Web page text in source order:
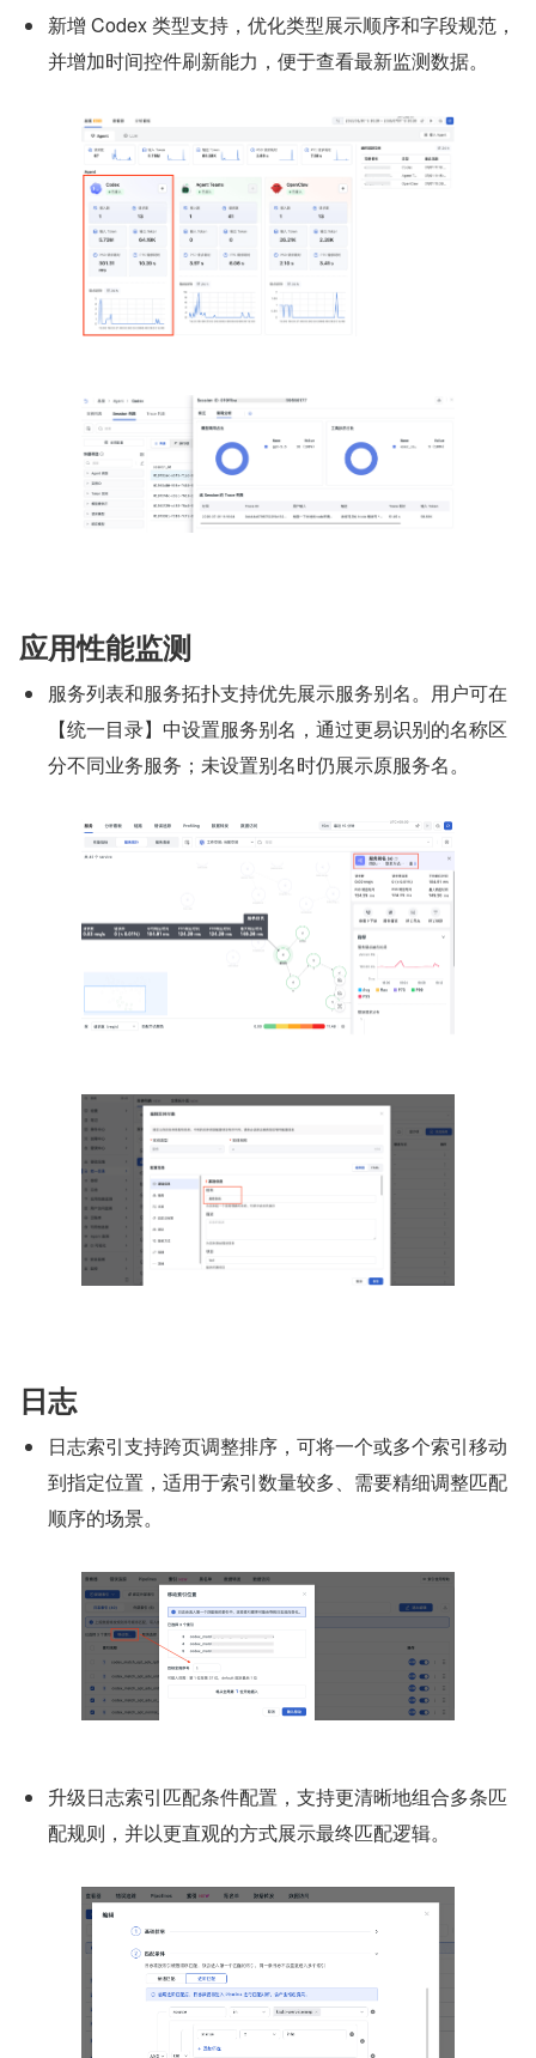
新增 Codex 类型支持，优化类型展示顺序和字段规范，
并增加时间控件刷新能力，便于查看最新监测数据。
应用性能监测
服务列表和服务拓扑支持优先展示服务别名。用户可在
【统一目录】中设置服务别名，通过更易识别的名称区
分不同业务服务；未设置别名时仍展示原服务名。
日志
日志索引支持跨页调整排序，可将一个或多个索引移动
到指定位置，适用于索引数量较多、需要精细调整匹配
顺序的场景。
升级日志索引匹配条件配置，支持更清晰地组合多条匹
配规则，并以更直观的方式展示最终匹配逻辑。